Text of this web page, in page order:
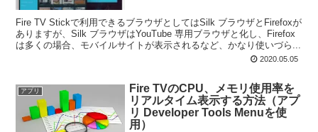
Fire TV Stickで利用できるブラウザとしてはSilk ブラウザとFirefoxが
ありますが、Silk ブラウザはYouTube 専用ブラウザと化し、Firefox
は多くの場合、モバイルサイトが表示されるなど、かなり使いづら...
2020.05.05
アプリ
Fire TVのCPU、メモリ使用率を
リアルタイム表示する方法（アプ
リ Developer Tools Menuを使
用）